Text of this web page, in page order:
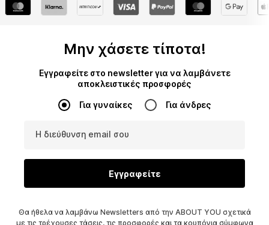
Μην χάσετε τίποτα!
Εγγραφείτε στο newsletter για να λαμβάνετε
αποκλειστικές προσφορές
Για γυναίκες Για άνδρες
Η διεύθυνση email σου
Εγγραφείτε
Θα ήθελα να λαμβάνω Newsletters από την ABOUT YOU σχετικά
με τις τρέχουσες τάσεις, τις προσφορές και τα κουπόνια σύμφωνα